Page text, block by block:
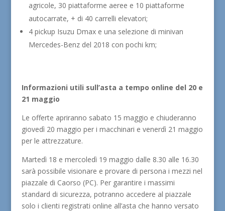
agricole, 30 piattaforme aeree e 10 piattaforme
autocarrate, + di 40 carrelli elevatori;
4 pickup Isuzu Dmax e una selezione di minivan
Mercedes-Benz del 2018 con pochi km;
Informazioni utili sull’asta a tempo online del 20 e
21 maggio
Le offerte apriranno sabato 15 maggio e chiuderanno
giovedì 20 maggio per i macchinari e venerdì 21 maggio
per le attrezzature.
Martedì 18 e mercoledì 19 maggio dalle 8.30 alle 16.30
sarà possibile visionare e provare di persona i mezzi nel
piazzale di Caorso (PC). Per garantire i massimi
standard di sicurezza, potranno accedere al piazzale
solo i clienti registrati online all’asta che hanno versato